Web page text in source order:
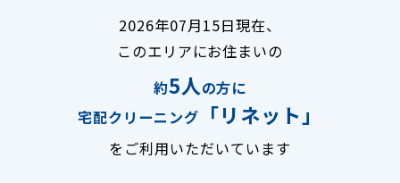
2026年07月15日現在、
このエリアにお住まいの
約5人の方に
宅配クリーニング
「リネット」
をご利用いただいています